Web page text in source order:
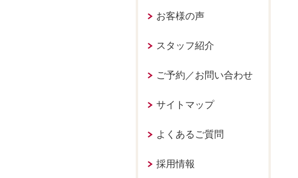
お客様の声
スタッフ紹介
ご予約／お問い合わせ
サイトマップ
よくあるご質問
採用情報